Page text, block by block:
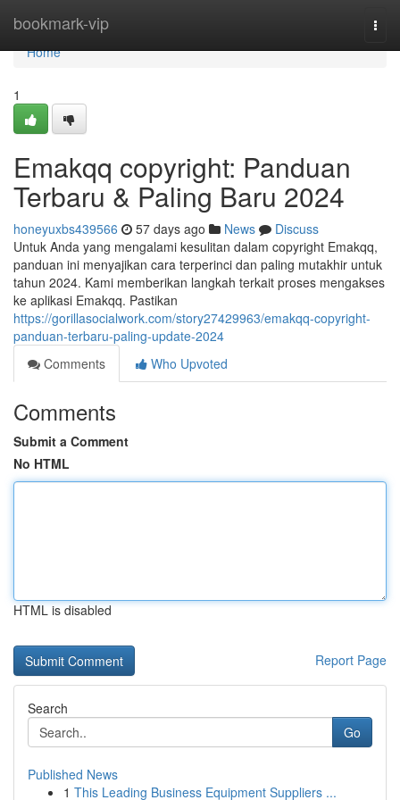
bookmark-vip
Home
Home
1
Emakqq copyright: Panduan
Terbaru & Paling Baru 2024
honeyuxbs439566 57 days ago News
Discuss
Untuk Anda yang mengalami kesulitan dalam copyright Emakqq,
panduan ini menyajikan cara terperinci dan paling mutakhir untuk
tahun 2024. Kami memberikan langkah terkait proses mengakses
ke aplikasi Emakqq. Pastikan
https://gorillasocialwork.com/story27429963/emakqq-copyright-
panduan-terbaru-paling-update-2024
Comments
Who Upvoted
Comments
Submit a Comment
No HTML
HTML is disabled
Report Page
Search
Go
Published News
1 This Leading Business Equipment Suppliers ...